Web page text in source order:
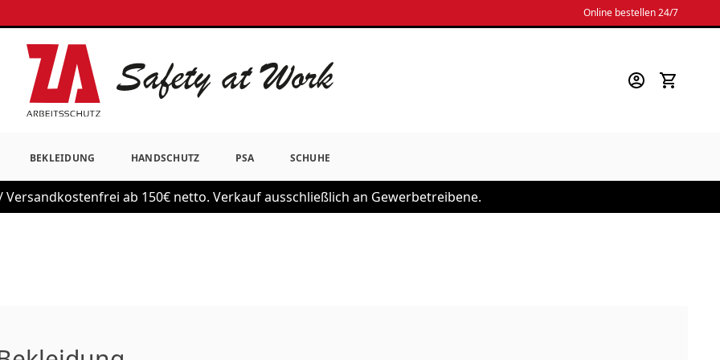
Online bestellen 24/7
BEKLEIDUNG HANDSCHUTZ PSA SCHUHE
Versandkostenfrei ab 150€ netto. Verkauf ausschließlich an Gewerbetreibene.